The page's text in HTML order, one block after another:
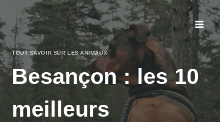
au
contenu
TOUT SAVOIR SUR LES ANIMAUX
Besançon : les 10
meilleurs